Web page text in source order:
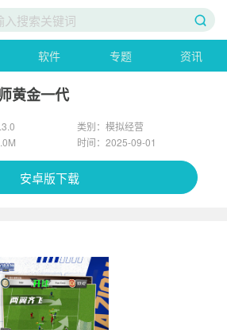
软件 专题 资讯
黄金一代
类别：模拟经营
时间：2025-09-01
安卓版下载